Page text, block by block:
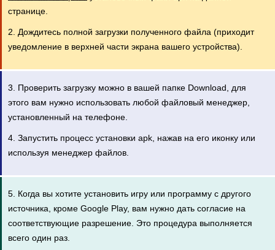
странице.
2. Дождитесь полной загрузки полученного файла (приходит
уведомление в верхней части экрана вашего устройства).
3. Проверить загрузку можно в вашей папке Download, для
этого вам нужно использовать любой файловый менеджер,
установленный на телефоне.
4. Запустить процесс установки apk, нажав на его иконку или
используя менеджер файлов.
5. Когда вы хотите установить игру или программу с другого
источника, кроме Google Play, вам нужно дать согласие на
соответствующие разрешение. Это процедура выполняется
всего один раз.